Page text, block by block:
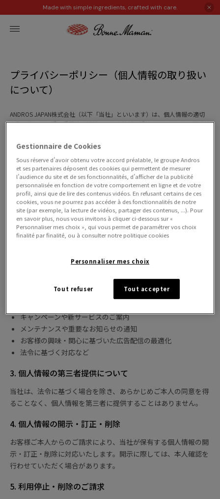
Made with simple ingredients, crafted with care.
プライバシーポリシー（個人情報の取り扱い
について）
ANDROS JAPAN株式会社（以下「当社」といいます）は、個人情報の適切
な取り扱いと保護の重要性を認識し、個人情報保護法をはじめとする関連法
当社が運営するウェブサイト（以下「本サイト」といいます）では、お客様
「本ポリシー」といいます）を定め、適切な管理と保護に努めます。
1. 個人情報の取得について
当社は、お問い合わせフォームの送信、キャンペーン応募、メー
ルマガジン登録などの際に、お客様の氏名、メールアドレス、電
話番号、住所などの個人情報を取得することがあります。
サービスの提供・運営
キャンペーンや新サービスのご案内
メンテナンスや重要なお知らせの通知
お客様の興味・関心に基づいた広告配信の最適化
法令に基づく対応など
3. 個人情報の第三者提供について
当社は、法令に基づく場合を除き、あらかじめご本人の同意を得
ることなく、個人情報を第三者に提供することはありません。
4. 個人情報の開示・訂正・削除
お客様ご本人からのご請求により、当社が保有する個人情報の開
示・訂正・削除に対応いたします。開示に際しては、本人確認を
行わせていただく場合があります。
5. 利用停止・削除のご請求
Gestionnaire de Cookies
Sous réserve d’avoir obtenu votre accord préalable, le groupe Andros
et ses partenaires déposent des cookies qui permettent de mesurer
l’audience du site et de ses fonctionnalités, d’afficher de la publicité
personnalisée en fonction de votre comportement en ligne et de votre
profil, ainsi que de lire des contenus vidéos. En refusant certains de ces
cookies, vous ne pourrez pas accéder à des fonctionnalités de notre
site (par exemple, la lecture de vidéos, partager des contenus, ...). Pour
en savoir plus, nous vous invitons à cliquer ci-dessous sur «
Personnaliser mes choix », qui vous permet de paramétrer vos choix
finalité par finalité, ou à consulter notre politique cookies
Personnaliser mes choix
Tout refuser Tout accepter